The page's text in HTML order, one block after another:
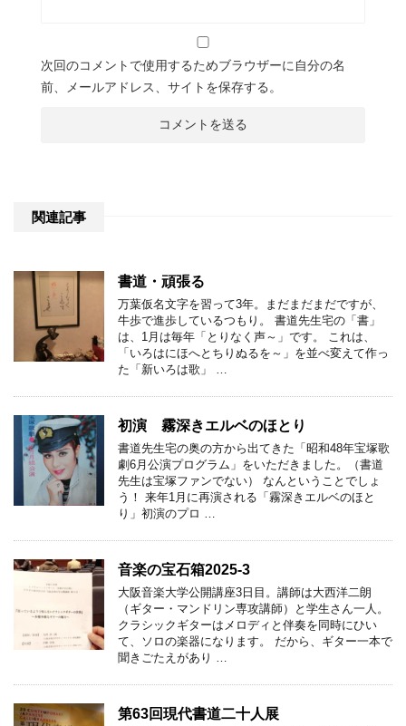
次回のコメントで使用するためブラウザーに自分の名
前、メールアドレス、サイトを保存する。
関連記事
書道・頑張る
万葉仮名文字を習って3年。まだまだまだですが、
牛歩で進歩しているつもり。 書道先生宅の「書」
は、1月は毎年「とりなく声～」です。 これは、
「いろはにほへとちりぬるを～」を並べ変えて作っ
た「新いろは歌」 …
初演 霧深きエルベのほとり
書道先生宅の奥の方から出てきた「昭和48年宝塚歌
劇6月公演プログラム」をいただきました。（書道
先生は宝塚ファンでない） なんということでしょ
う！ 来年1月に再演される「霧深きエルベのほと
り」初演のプロ …
音楽の宝石箱2025-3
大阪音楽大学公開講座3日目。講師は大西洋二朗
（ギター・マンドリン専攻講師）と学生さん一人。
クラシックギターはメロディと伴奏を同時にひい
て、ソロの楽器になります。 だから、ギター一本で
聞きごたえがあり …
第63回現代書道二十人展